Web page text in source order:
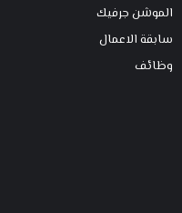
الموشن جرفيك
سابقة الاعمال
وظائف